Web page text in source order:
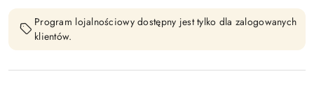
Program lojalnościowy dostępny jest tylko dla zalogowanych
klientów.